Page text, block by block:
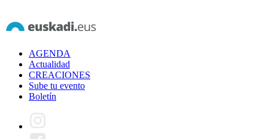
AGENDA
Actualidad
CREACIONES
Sube tu evento
Boletín